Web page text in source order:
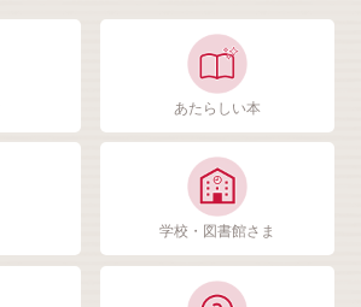
あたらしい本
学校・図書館さま